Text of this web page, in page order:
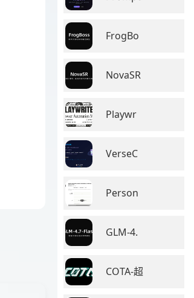
FrogBo
NovaSR
Playwr
VerseC
Person
GLM-4.
COTA-超